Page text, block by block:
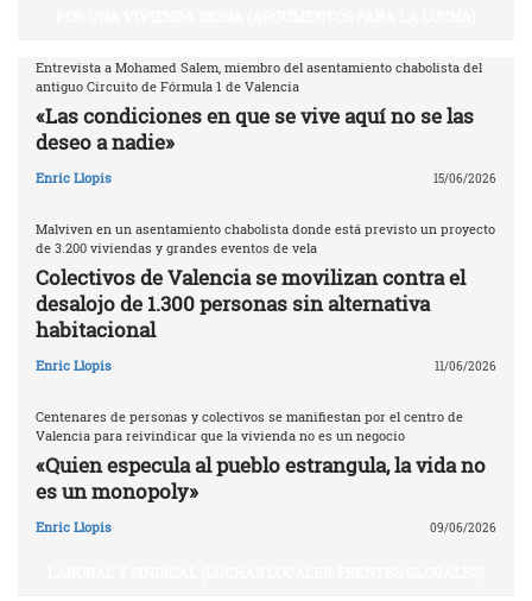
Entrevista a Mohamed Salem, miembro del asentamiento chabolista del
antiguo Circuito de Fórmula 1 de Valencia
«Las condiciones en que se vive aquí no se las
deseo a nadie»
Enric Llopis 15/06/2026
Malviven en un asentamiento chabolista donde está previsto un proyecto
de 3.200 viviendas y grandes eventos de vela
Colectivos de Valencia se movilizan contra el
desalojo de 1.300 personas sin alternativa
habitacional
Enric Llopis 11/06/2026
Centenares de personas y colectivos se manifiestan por el centro de
Valencia para reivindicar que la vivienda no es un negocio
«Quien especula al pueblo estrangula, la vida no
es un monopoly»
Enric Llopis 09/06/2026